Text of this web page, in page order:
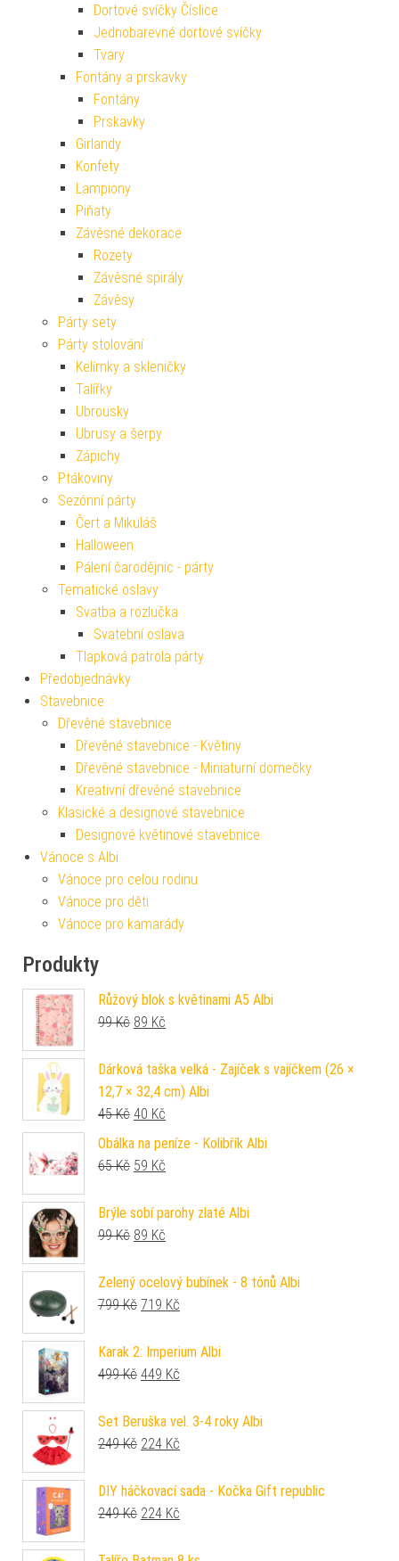
Dortové svíčky Číslice
Jednobarevné dortové svíčky
Tvary
Fontány a prskavky
Fontány
Prskavky
Girlandy
Konfety
Lampiony
Piňaty
Závěsné dekorace
Rozety
Závěsné spirály
Závěsy
Párty sety
Párty stolování
Kelímky a skleničky
Talířky
Ubrousky
Ubrusy a šerpy
Zápichy
Ptákoviny
Sezónní párty
Čert a Mikuláš
Halloween
Pálení čarodějnic - párty
Tematické oslavy
Svatba a rozlučka
Svatební oslava
Tlapková patrola párty
Předobjednávky
Stavebnice
Dřevěné stavebnice
Dřevěné stavebnice - Květiny
Dřevěné stavebnice - Miniaturní domečky
Kreativní dřevěné stavebnice
Klasické a designové stavebnice
Designové květinové stavebnice
Vánoce s Albi
Vánoce pro celou rodinu
Vánoce pro děti
Vánoce pro kamarády
Produkty
Růžový blok s květinami A5 Albi
99Kč Původní cena byla: 99 Kč.
89 Kč
Dárková taška velká - Zajíček s vajíčkem (26 ×
12,7 × 32,4 cm) Albi
45Kč Původní cena byla: 45 Kč.
40 Kč
Obálka na peníze - Kolibřík Albi
65Kč Původní cena byla: 65 Kč.
59 Kč
Brýle sobí parohy zlaté Albi
99Kč Původní cena byla: 99 Kč.
89 Kč
Zelený ocelový bubínek - 8 tónů Albi
799Kč Původní cena byla: 799 Kč.
719 Kč
Karak 2: Imperium Albi
499Kč Původní cena byla: 499 Kč.
449 Kč
Set Beruška vel. 3-4 roky Albi
249Kč Původní cena byla: 249 Kč.
224 Kč
DIY háčkovací sada - Kočka Gift republic
249Kč Původní cena byla: 249 Kč.
224 Kč